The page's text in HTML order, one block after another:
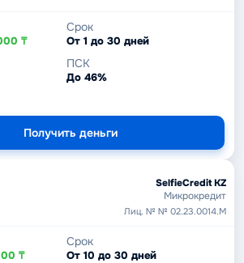
₸
Срок
От 1 до 30 дней
ПСК
До 46%
Получить деньги
SelfieCredit KZ
Микрокредит
Лиц. № № 02.23.0014.М
₸
Срок
От 10 до 30 дней